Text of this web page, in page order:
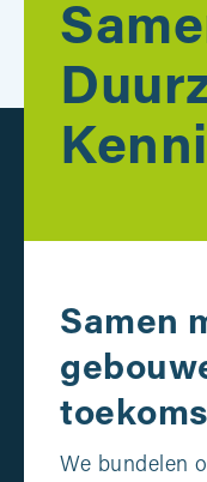
Samen
We bundelen